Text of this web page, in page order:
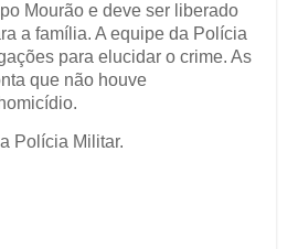
Mourão e deve ser liberado
a família. A equipe da Polícia
para elucidar o crime. As
que não houve
Polícia Militar.